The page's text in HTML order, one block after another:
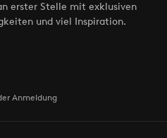
erster Stelle mit exklusiven
und viel Inspiration.
Anmeldung